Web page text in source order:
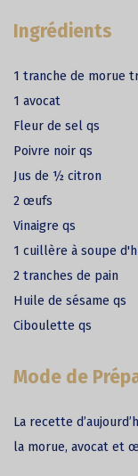
Ingrédients
1 tranche de morue
1 avocat
Fleur de sel qs
Poivre noir qs
Jus de ½ citron
2 œufs
Vinaigre qs
1 cuillère à soupe
2 tranches de pain
Huile de sésame qs
Ciboulette qs
Mode de
La recette
la morue, avocat et